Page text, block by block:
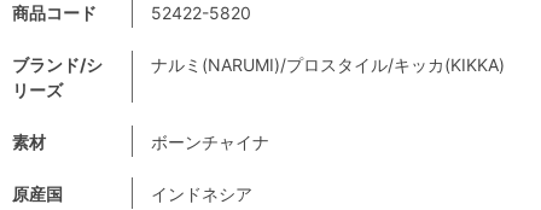
商品コード 52422-5820
ブランド/シ
リーズ
ナルミ(NARUMI)/プロスタイル/キッカ(KIKKA)
素材 ボーンチャイナ
原産国 インドネシア